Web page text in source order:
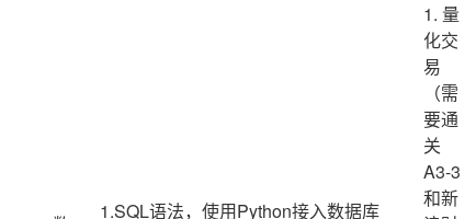
1.SQL语法，使用Python接入数据库
1. 量
化交
易
（需
要通
关
A3-3
和新